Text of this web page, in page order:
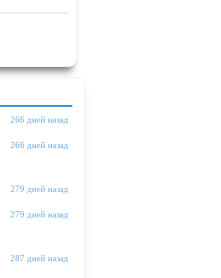
266 дней назад
266 дней назад
279 дней назад
279 дней назад
287 дней назад